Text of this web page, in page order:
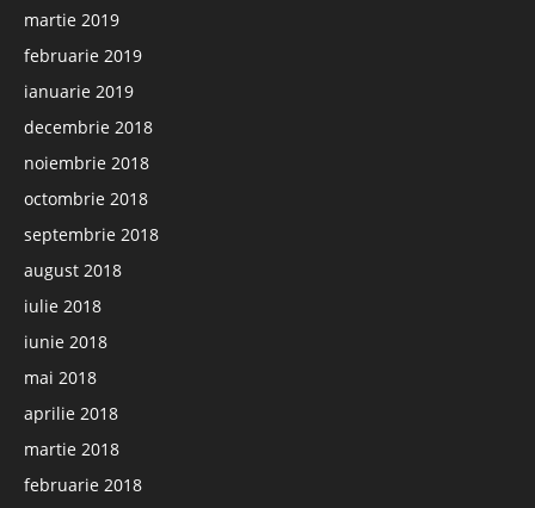
martie 2019
februarie 2019
ianuarie 2019
decembrie 2018
noiembrie 2018
octombrie 2018
septembrie 2018
august 2018
iulie 2018
iunie 2018
mai 2018
aprilie 2018
martie 2018
februarie 2018